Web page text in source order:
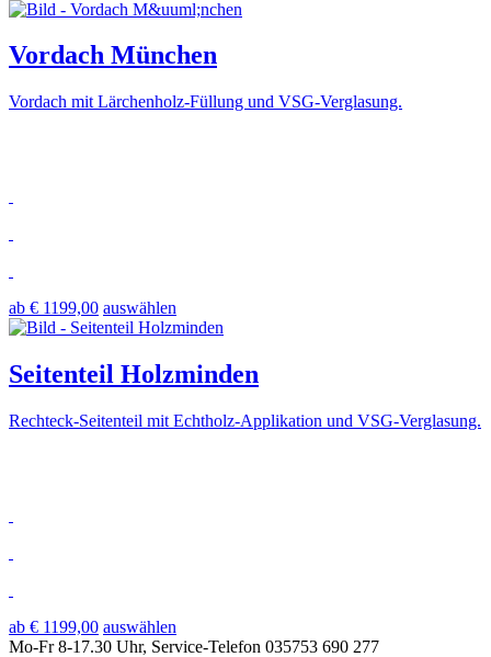
Vordach München
Vordach mit Lärchenholz-Füllung und VSG-Verglasung.
ab € 1199,00 auswählen
Seitenteil Holzminden
Rechteck-Seitenteil mit Echtholz-Applikation und VSG-Verglasung.
ab € 1199,00 auswählen
Mo-Fr 8-17.30 Uhr, Service-Telefon 035753 690 277